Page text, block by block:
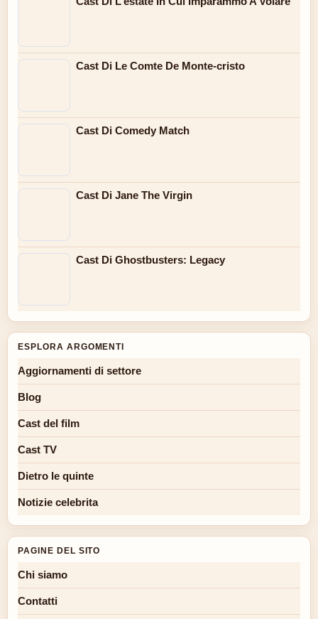
Cast Di Le Comte De Monte-cristo
Cast Di Comedy Match
Cast Di Jane The Virgin
Cast Di Ghostbusters: Legacy
ESPLORA ARGOMENTI
Aggiornamenti di settore
Blog
Cast del film
Cast TV
Dietro le quinte
Notizie celebrita
PAGINE DEL SITO
Chi siamo
Contatti